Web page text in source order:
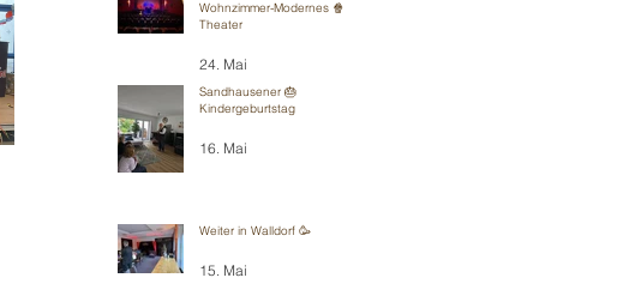
Wohnzimmer-Modernes 🍿
Theater
24. Mai
Sandhausener 🎂
Kindergeburtstag
16. Mai
Weiter in Walldorf 🥳
15. Mai